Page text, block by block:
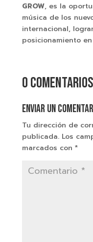
GROW, es la
música de los
internacional,
posicionamiento
0 comentarios
Enviar un
Tu dirección de
publicada. Los
marcados con *